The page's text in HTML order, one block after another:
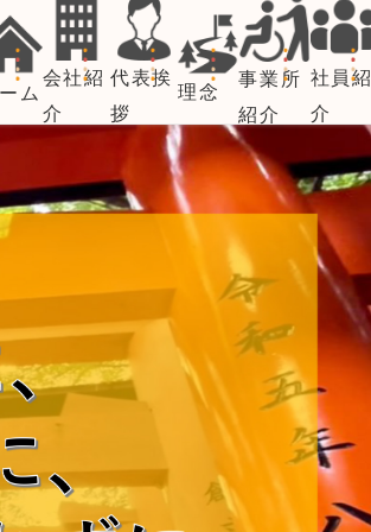
ム
会社紹
介
代表挨
拶
理念
事業所
紹介
社員紹
介